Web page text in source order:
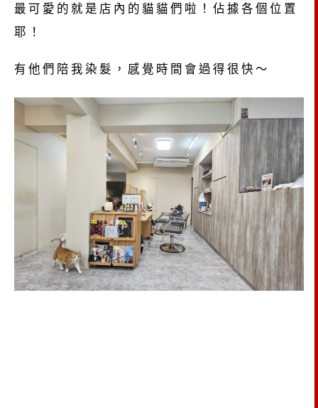
最可愛的就是店內的貓貓們啦！佔據各個位置
耶！
有他們陪我染髮，感覺時間會過得很快～